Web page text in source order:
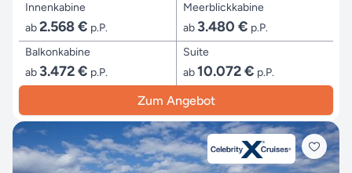
Innenkabine
ab2.568 € p.P.
Meerblickkabine
ab 3.480 € p.P.
Balkonkabine
ab 3.472 € p.P.
Suite
ab10.072 € p.P.
Zum Angebot